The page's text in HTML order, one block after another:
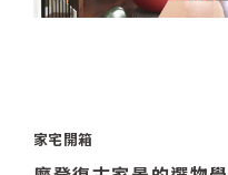
家宅開箱